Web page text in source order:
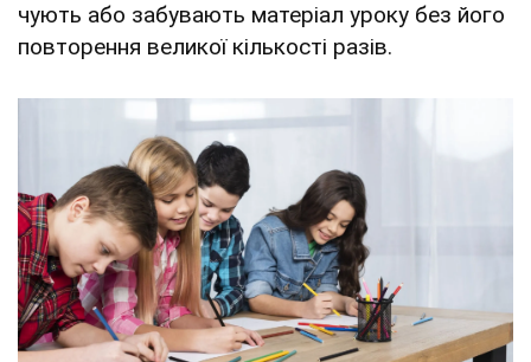
чують або забувають матеріал уроку без його
повторення великої кількості разів.